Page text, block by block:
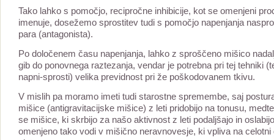
Tako lahko s pomočjo, recipročne inhibicije, kot se omenjeni
imenuje, dosežemo sprostitev tudi s pomočjo napenjanja
para (antagonista).
Po določenem času napenjanja, lahko z sproščeno mišico
gib do ponovnega raztezanja, vendar je potrebna pri tej tehniki
napni-sprosti) velika previdnost pri že poškodovanem tkivu.
V mislih pa moramo imeti tudi starostne spremembe, saj
mišice (antigravitacijske mišice) z leti pridobijo na tonusu,
se mišice, ki skrbijo za našo aktivnost z leti podaljšajo in
omenjeno tako vodi v mišično neravnovesje, ki vpliva na celotni